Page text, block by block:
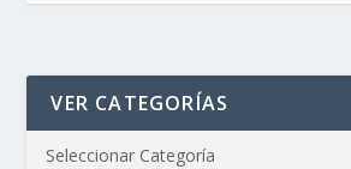
VER CATEGORÍAS